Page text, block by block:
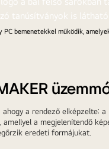
bemenetekkel működik,
a rendező elképzelte: a
amellyel a megjelenítendő
eredeti formájukat.